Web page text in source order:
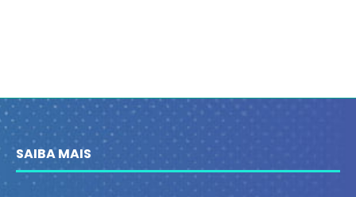
SAIBA MAIS